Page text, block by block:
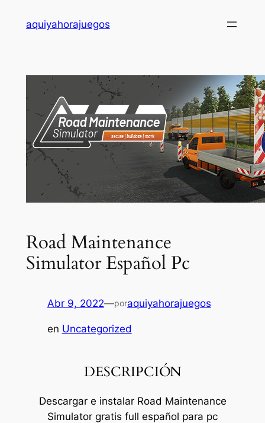
aquiyahorajuegos
Road Maintenance
Simulator Español Pc
Abr 9, 2022—poraquiyahorajuegos
en Uncategorized
DESCRIPCIÓN
Descargar e instalar Road Maintenance
Simulator gratis full español para pc